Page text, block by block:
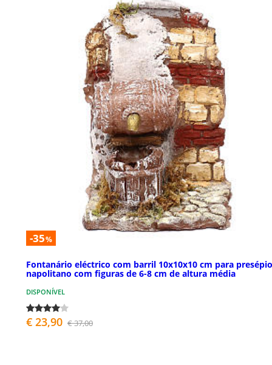
-35%
Fontanário eléctrico com barril 10x10x10 cm para presépio
napolitano com figuras de 6-8 cm de altura média
DISPONÍVEL
€ 23,90 € 37,00